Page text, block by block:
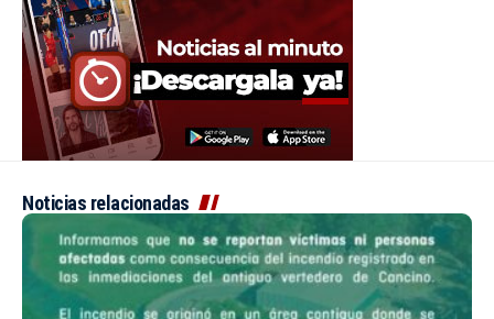
Noticias relacionadas